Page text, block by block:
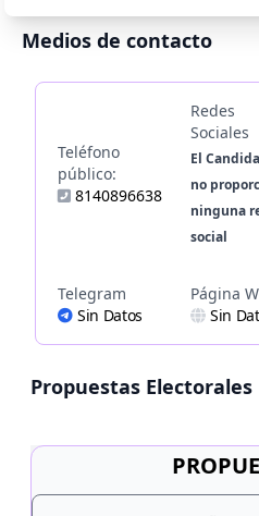
Medios de contacto
Teléfono
público:
8140896638
Redes
Sociales
El
no
ninguna
social
Telegram
Sin Datos
Página
Sin
Propuestas Electorales